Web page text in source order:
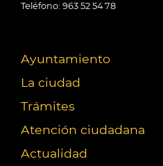
Teléfono: 963 52 54 78
Ayuntamiento
La ciudad
Trámites
Atención ciudadana
Actualidad